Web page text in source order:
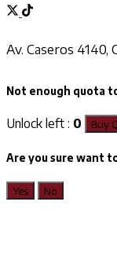
Av. Caseros 4140,
Not enough quota
Unlock left : 0 Buy
Are you sure want
Yes No